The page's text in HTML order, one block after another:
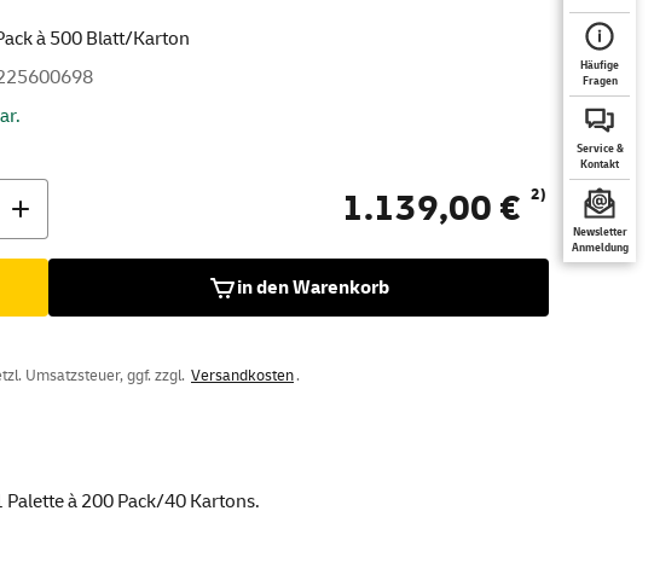
Häufige
Fragen
Service &
Kontakt
Newsletter
Anmeldung
à 500 Blatt/Karton
1.139,00 € 2)
in den Warenkorb
Umsatzsteuer, ggf. zzgl. Versandkosten.
à 200 Pack/40 Kartons.